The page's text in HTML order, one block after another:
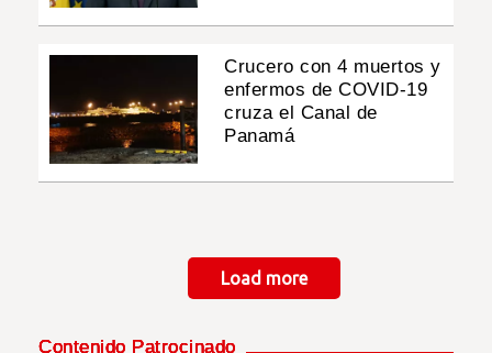
Crucero con 4 muertos y
enfermos de COVID-19
cruza el Canal de
Panamá
Load more
Contenido Patrocinado